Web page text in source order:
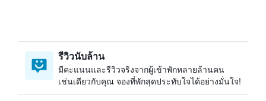
รีวิวนับล้าน
มีคะแนนและรีวิวจริงจากผู้เข้าพักหลายล้านคน
เช่นเดียวกับคุณ จองที่พักสุดประทับใจได้อย่างมั่นใจ!